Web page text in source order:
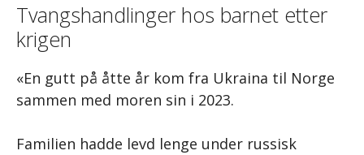
Tvangshandlinger hos barnet etter
krigen
«En gutt på åtte år kom fra Ukraina til Norge
sammen med moren sin i 2023.
Familien hadde levd lenge under russisk